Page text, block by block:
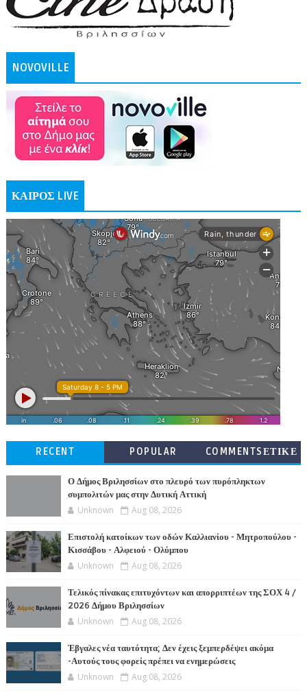
NOVOVILLE
ΚΑΙΡΟΣ LIVE
RECENT POPULAR
COMMENTSΕΤΙΚΕ
Ο Δήμος Βριλησσίων στο πλευρό των πυρόπληκτων
συμπολιτών μας στην Δυτική Αττική
Unknown Aug 08, 2026
Επιστολή κατοίκων των οδών Καλλιανίου - Μητροπούλου -
Κισσάβου - Αλφειού - Ολύμπου
Unknown Aug 08, 2026
Τελικός πίνακας επιτυχόντων και απορριπτέων της ΣΟΧ 4 /
2026 Δήμου Βριλησσίων
Unknown Aug 08, 2026
Έβγαλες νέα ταυτότητα; Δεν έχεις ξεμπερδέψει ακόμα
-Αυτούς τους φορείς πρέπει να ενημερώσεις
Unknown Aug 08, 2026